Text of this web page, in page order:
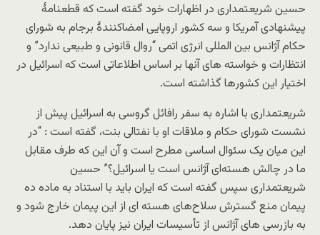
حسین شریعتمداری در اظهارات خود گفته است که قطعنامۀ
پیشنهادی آمریکا و سه کشور اروپایی امضاکنندۀ برجام به شورای
حکام آژانس بین المللی انرژی اتمی “روال قانونی و طبیعی ندارد” و
انتظارات و خواسته های آنها بر اساس اطلاعاتی است که اسرائیل در
اختیار این کشورها گذاشته است.
شریعتمداری با اشاره به سفر رافائل گروسی به اسرائیل پیش از
نشست شورای حکام و ملاقات او با نفتالی بنت، گفته است : “در
این میان یک سئوال اساسی مطرح است و آن این که طرف مقابل
ما در چالش هسته‌ای آژانس است یا اسرائیل؟” حسین
شریعتمداری سپس گفته است که ایران باید با استناد به ماده ده
پیمان منع گسترش سلاح‌های هسته ای از این پیمان خارج شود و
به بازرسی های آژانس از تأسیسات ایران نیز پایان دهد.